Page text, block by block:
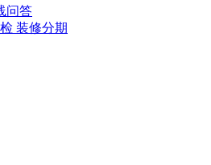
问答
装修分期